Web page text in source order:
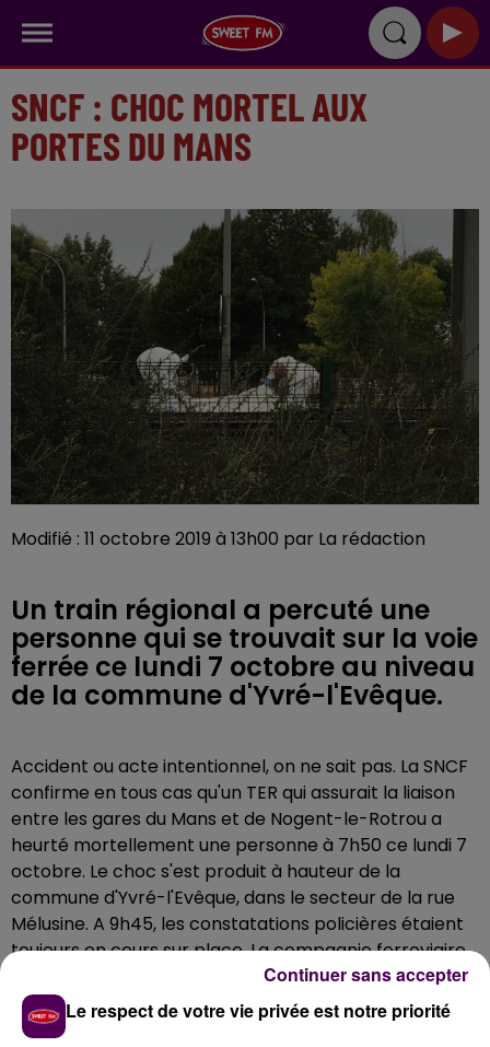
SNCF : CHOC MORTEL AUX
PORTES DU MANS
Modifié : 11 octobre 2019 à 13h00 par La rédaction
Un train régional a percuté une
personne qui se trouvait sur la voie
ferrée ce lundi 7 octobre au niveau
de la commune d'Yvré-l'Evêque.
Accident ou acte intentionnel, on ne sait pas. La SNCF
confirme en tous cas qu'un TER qui assurait la liaison
entre les gares du Mans et de Nogent-le-Rotrou a
heurté mortellement une personne à 7h50 ce lundi 7
octobre. Le choc s'est produit à hauteur de la
commune d'Yvré-l'Evêque, dans le secteur de la rue
Mélusine. A 9h45, les constatations policières étaient
toujours en cours sur place. La compagnie ferroviaire,
qui a affrété des autocars de substitution afin
d'assurer la continuité du service, annonce un retour à
la normale pour 10h30.
Le respect de votre vie privée est notre priorité
Continuer sans accepter